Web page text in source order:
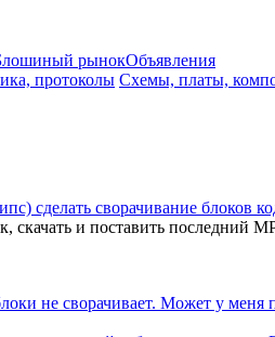
рынокОбъявления
протоколы Схемы, платы,
сделать сворачивание блоков
скачать и поставить последний
не сворачивает. Может у